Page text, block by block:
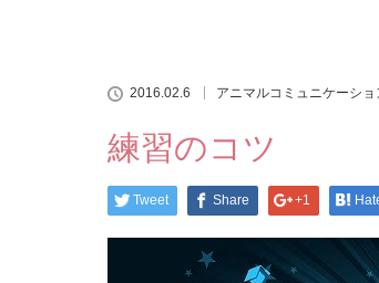
2016.02.6 アニマルコミュニケーショ
練習のコツ
Tweet Share +1